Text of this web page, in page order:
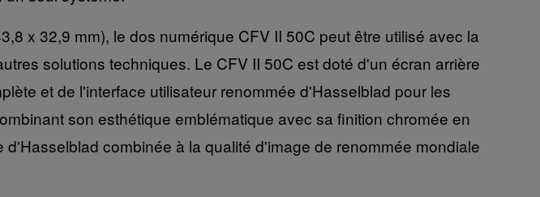
x 32,9 mm), le dos numérique CFV II 50C peut être utilisé avec la
solutions techniques. Le CFV II 50C est doté d'un écran arrière
et de l'interface utilisateur renommée d'Hasselblad pour les
son esthétique emblématique avec sa finition chromée en
combinée à la qualité d'image de renommée mondiale